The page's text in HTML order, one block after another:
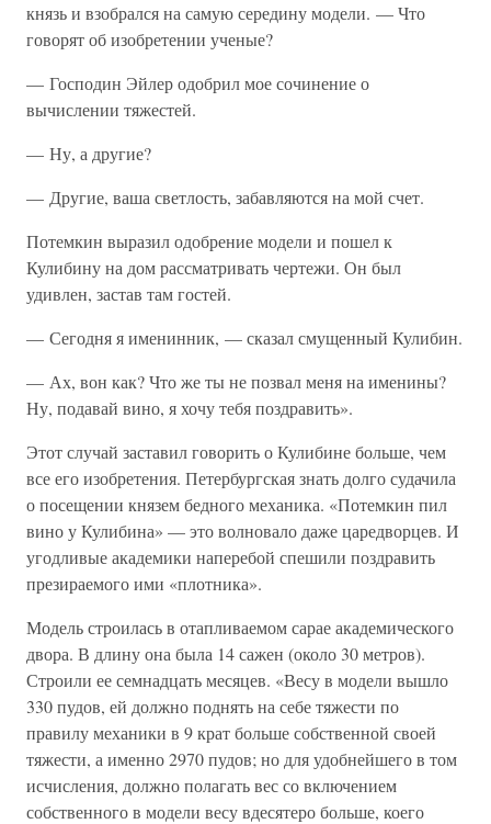
князь и взобрался на самую середину модели. — Что
говорят об изобретении ученые?
— Господин Эйлер одобрил мое сочинение о
вычислении тяжестей.
— Ну, а другие?
— Другие, ваша светлость, забавляются на мой счет.
Потемкин выразил одобрение модели и пошел к
Кулибину на дом рассматривать чертежи. Он был
удивлен, застав там гостей.
— Сегодня я именинник, — сказал смущенный Кулибин.
— Ах, вон как? Что же ты не позвал меня на именины?
Ну, подавай вино, я хочу тебя поздравить».
Этот случай заставил говорить о Кулибине больше, чем
все его изобретения. Петербургская знать долго судачила
о посещении князем бедного механика. «Потемкин пил
вино у Кулибина» — это волновало даже царедворцев. И
угодливые академики наперебой спешили поздравить
презираемого ими «плотника».
Модель строилась в отапливаемом сарае академического
двора. В длину она была 14 сажен (около 30 метров).
Строили ее семнадцать месяцев. «Весу в модели вышло
330 пудов, ей должно поднять на себе тяжести по
правилу механики в 9 крат больше собственной своей
тяжести, а именно 2970 пудов; но для удобнейшего в том
исчисления, должно полагать вес со включением
собственного в модели весу вдесятеро больше, коего